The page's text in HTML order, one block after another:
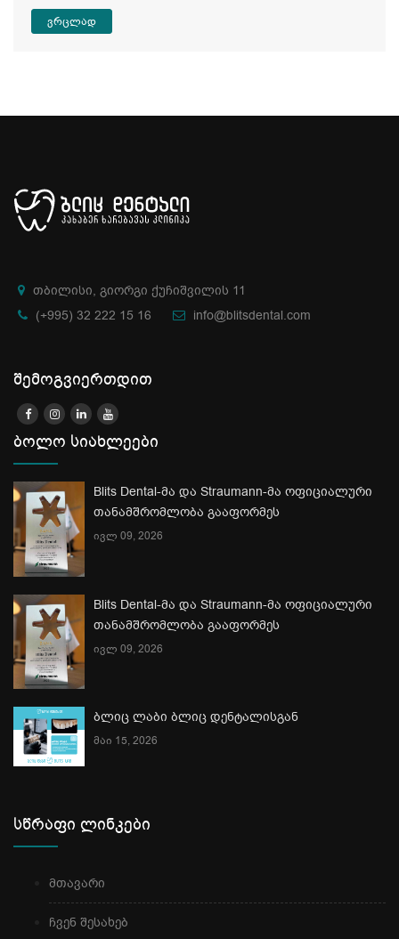
ვრცლად
თბილისი, გიორგი ქუჩიშვილის 11
(+995) 32 222 15 16
info@blitsdental.com
შემოგვიერთდით
ბოლო სიახლეები
Blits Dental-მა და Straumann-მა ოფიციალური
თანამშრომლობა გააფორმეს
ივლ 09, 2026
Blits Dental-მა და Straumann-მა ოფიციალური
თანამშრომლობა გააფორმეს
ივლ 09, 2026
ბლიც ლაბი ბლიც დენტალისგან
მაი 15, 2026
სწრაფი ლინკები
მთავარი
ჩვენ შესახებ